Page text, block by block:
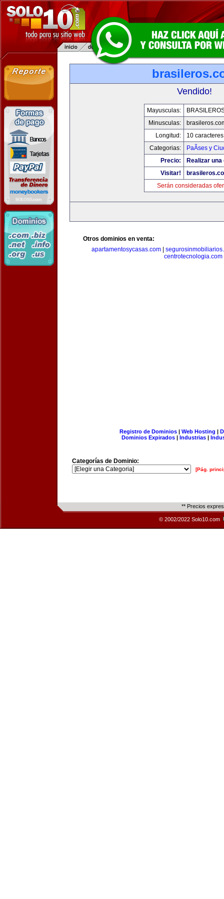
Vendido!
Mayusculas:
Minusculas:
Longitud:
10 caracteres
Categorias:
PaÃ­ses y
Precio:
Realizar
Visitar!
Serán consideradas
Otros dominios en venta:
apartamentosycasas.com|
centrotecnologia.com
Registro de Dominios| Web Hosting |
Dominios Expirados | Industrias |
Categorías de Dominio:
[Pág.
** Precios
© 2002/2022 Solo10.com